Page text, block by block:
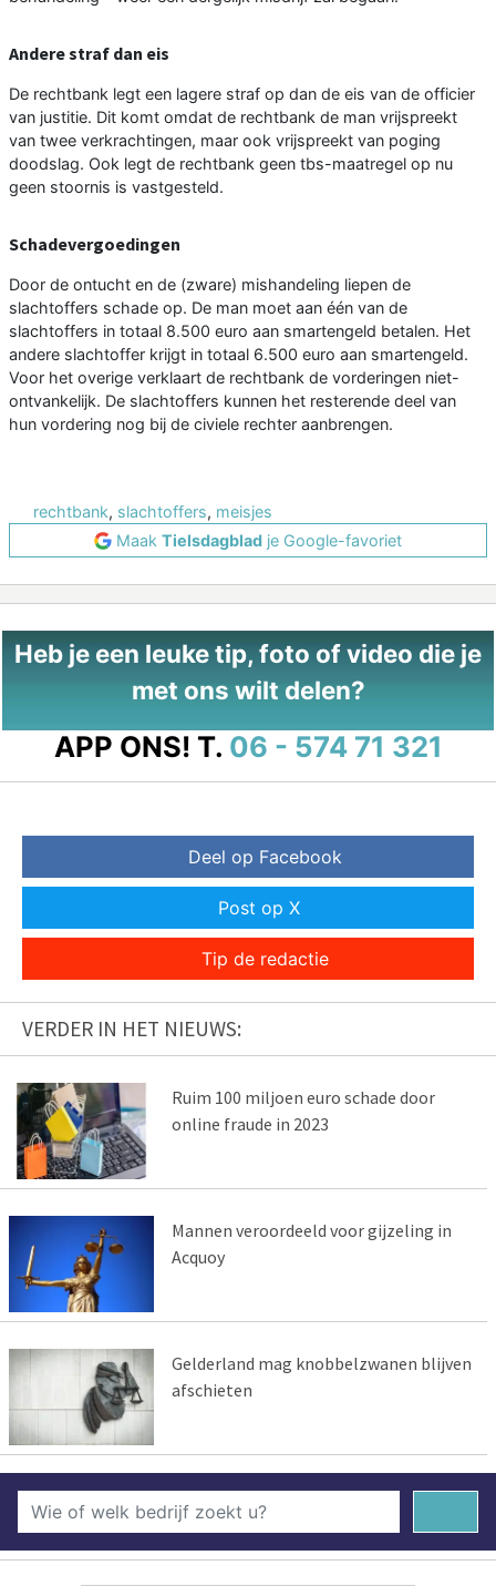
Andere straf dan eis
De rechtbank legt een lagere straf op dan de eis van de officier
van justitie. Dit komt omdat de rechtbank de man vrijspreekt
van twee verkrachtingen, maar ook vrijspreekt van poging
doodslag. Ook legt de rechtbank geen tbs-maatregel op nu
geen stoornis is vastgesteld.
Schadevergoedingen
Door de ontucht en de (zware) mishandeling liepen de
slachtoffers schade op. De man moet aan één van de
slachtoffers in totaal 8.500 euro aan smartengeld betalen. Het
andere slachtoffer krijgt in totaal 6.500 euro aan smartengeld.
Voor het overige verklaart de rechtbank de vorderingen niet-
ontvankelijk. De slachtoffers kunnen het resterende deel van
hun vordering nog bij de civiele rechter aanbrengen.
rechtbank, slachtoffers, meisjes
Maak Tielsdagblad je Google-favoriet
Heb je een leuke tip, foto of video die je
met ons wilt delen?
APP ONS! T. 06 - 574 71 321
Deel op Facebook
Post op X
Tip de redactie
VERDER IN HET NIEUWS:
Ruim 100 miljoen euro schade door
online fraude in 2023
Mannen veroordeeld voor gijzeling in
Acquoy
Gelderland mag knobbelzwanen blijven
afschieten